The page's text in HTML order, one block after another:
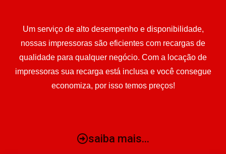
Um serviço de alto desempenho e disponibilidade,
nossas impressoras são eficientes com recargas de
qualidade para qualquer negócio. Com a locação de
impressoras sua recarga está inclusa e você consegue
economiza, por isso temos preços!
saiba mais...